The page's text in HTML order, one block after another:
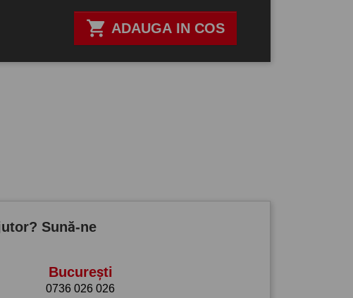
 ADAUGA IN COS
Sună-ne
București
0736 026 026